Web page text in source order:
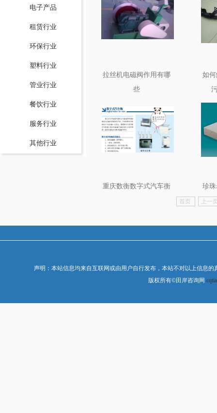
电子产品
租赁行业
环保行业
塑料行业
管业行业
餐饮行业
服务行业
其他行业
拉丝机电磁阀作用有哪
些
如
重庆数衡数字式汽车衡 珍
首页 上一
声明：本站信息均来自互联网或由用户自行发布，本站不对以上信息
版权所有©田岸咨询网